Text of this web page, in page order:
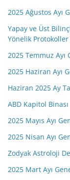
2025 Ağustos Ayı
Yapay ve Üst
Yönelik Protokoller
2025 Temmuz
2025 Haziran Ayı
Haziran 2025 Ay
ABD Kapitol
2025 Mayıs Ayı
2025 Nisan Ayı
Zodyak Astroloji
2025 Mart Ayı